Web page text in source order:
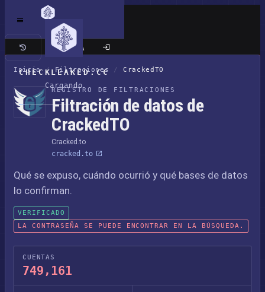
CHECKLEAKED.CC
Cargando
Sitio clásico
Inicio / Filtraciones / CrackedTO
REGISTRO DE FILTRACIONES
Filtración de datos de
CrackedTO
Cracked.to
cracked.to
Qué se expuso, cuándo ocurrió y qué bases de datos
lo confirman.
VERIFICADO
LA CONTRASEÑA SE PUEDE ENCONTRAR EN LA BÚSQUEDA.
CUENTAS
749,161